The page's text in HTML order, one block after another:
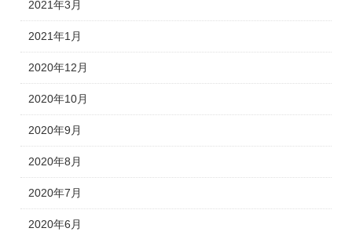
2021年3月
2021年1月
2020年12月
2020年10月
2020年9月
2020年8月
2020年7月
2020年6月